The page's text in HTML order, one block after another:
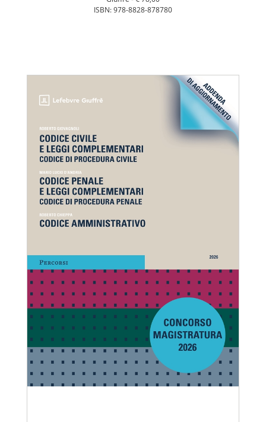
ISBN: 978-8828-878780